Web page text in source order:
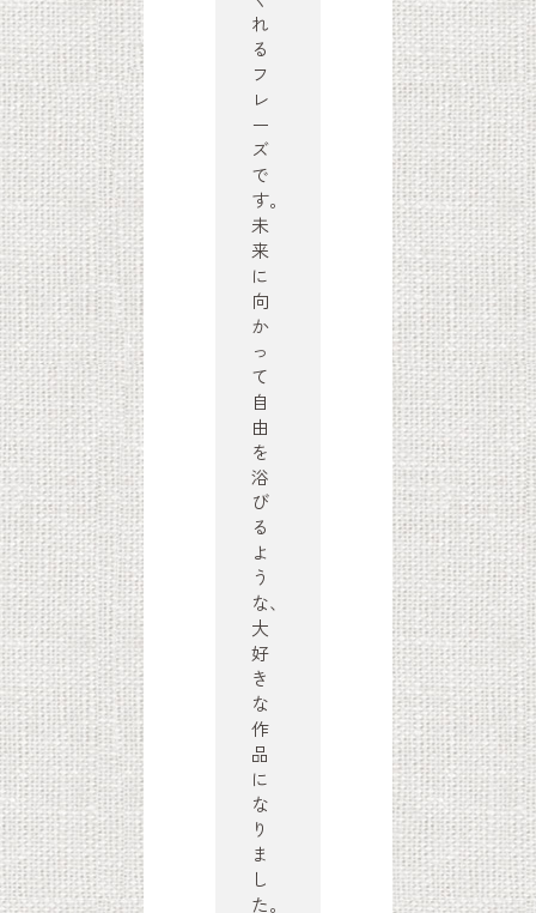
れ
る
フ
レ
ー
ズ
で
す。
未
来
に
向
か
っ
て
自
由
を
浴
び
る
よ
う
な、
大
好
き
な
作
品
に
な
り
ま
し
た。